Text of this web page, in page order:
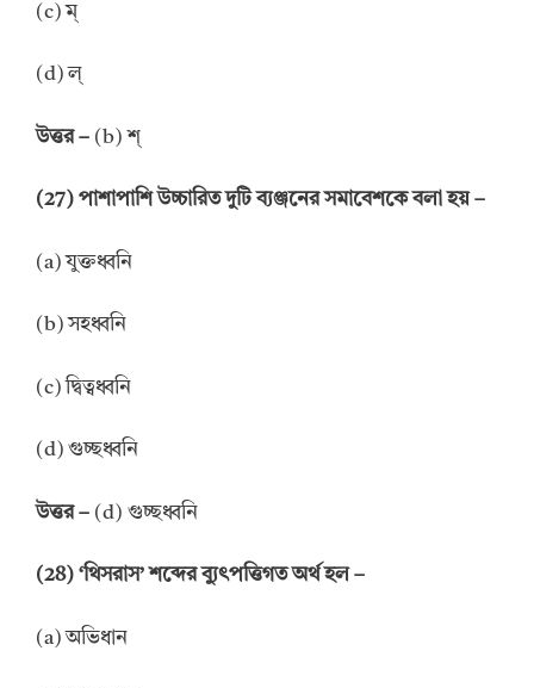
(c) ম্
(d) ল্
উত্তর – (b) শ্
(27) পাশাপাশি উচ্চারিত দুটি ব্যঞ্জনের সমাবেশকে বলা হয় –
(a) যুক্তধ্বনি
(b) সহধ্বনি
(c) দ্বিত্বধ্বনি
(d) গুচ্ছধ্বনি
উত্তর – (d) গুচ্ছধ্বনি
(28) ‘থিসরাস’ শব্দের ব্যুৎপত্তিগত অর্থ হল –
(a) অভিধান